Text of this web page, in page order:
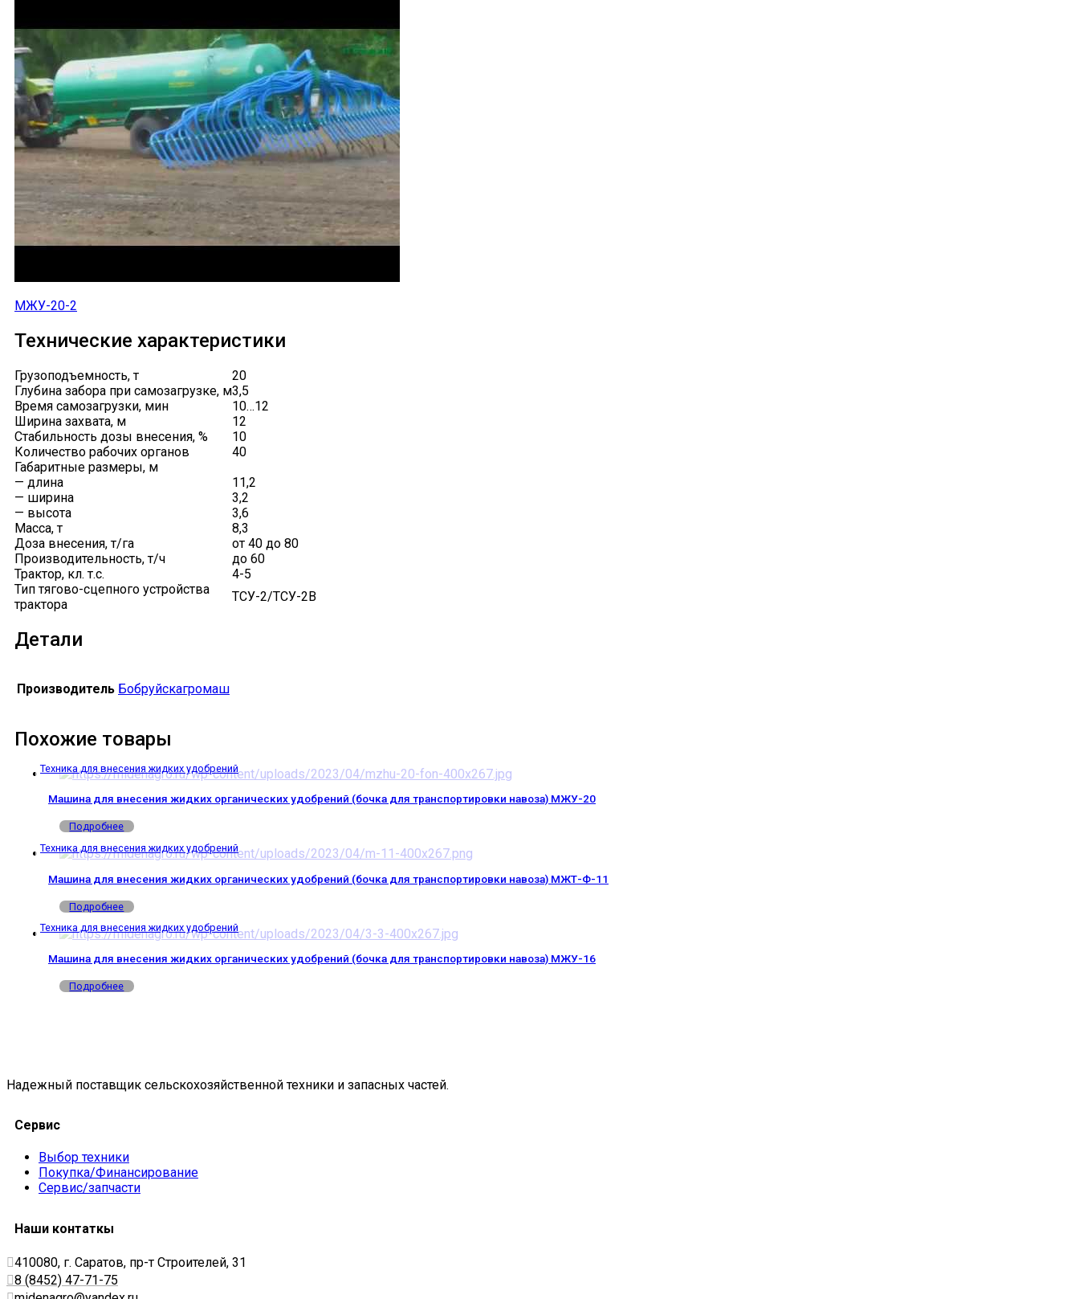
МЖУ-20-2
Технические характеристики
Грузоподъемность, т
20
Глубина забора при самозагрузке, м3,5
Время самозагрузки, мин
10…12
Ширина захвата, м
12
Стабильность дозы внесения, %
10
Количество рабочих органов
40
Габаритные размеры, м
— длина
11,2
— ширина
3,2
— высота
3,6
Масса, т
8,3
Доза внесения, т/га
от 40 до 80
Производительность, т/ч
до 60
Трактор, кл. т.с.
4-5
Тип тягово-сцепного устройства
трактора
ТСУ-2/ТСУ-2В
Детали
Производитель Бобруйскагромаш
Похожие товары
Техника для внесения жидких удобрений
Машина для внесения жидких органических удобрений (бочка для транспортировки навоза) МЖУ-20
Подробнее
Техника для внесения жидких удобрений
Машина для внесения жидких органических удобрений (бочка для транспортировки навоза) МЖТ-Ф-11
Подробнее
Техника для внесения жидких удобрений
Машина для внесения жидких органических удобрений (бочка для транспортировки навоза) МЖУ-16
Подробнее
Надежный поставщик сельскохозяйственной техники и запасных частей.
Сервис
Выбор техники
Покупка/Финансирование
Сервис/запчасти
Наши контаткы
410080, г. Саратов, пр-т Строителей, 31
8 (8452) 47-71-75